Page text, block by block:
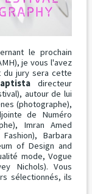
le prochain
je vous l'avez
du jury sera cette
directeur
autour de lui
(photographe),
de Numéro
Imran Amed
Barbara
of Design and
mode, Vogue
Nichols). Vous
sélectionnés, ils